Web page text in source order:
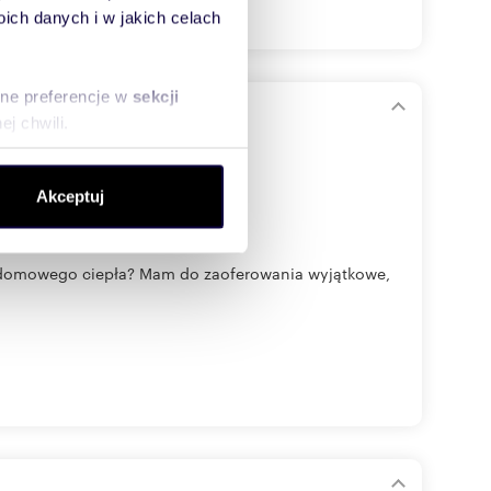
danych i w jakich celach
preferencje w sekcji
chwili.
społecznościowym,
od Ciebie lub
Akceptuj
ciepła? Mam do zaoferowania wyjątkowe,